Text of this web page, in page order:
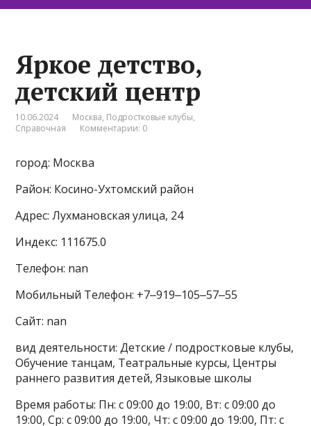
Яркое детство,
детский центр
10.06.2024 Москва, Подростковые клубы,
Справочная
Комментарии: 0
город: Москва
Район: Косино-Ухтомский район
Адрес: Лухмановская улица, 24
Индекс: 111675.0
Телефон: nan
Мобильный Телефон: +7‒919‒105‒57‒55
Сайт: nan
вид деятельности: Детские / подростковые клубы,
Обучение танцам, Театральные курсы, Центры
раннего развития детей, Языковые школы
Время работы: Пн: с 09:00 до 19:00, Вт: с 09:00 до
19:00, Ср: с 09:00 до 19:00, Чт: с 09:00 до 19:00, Пт: с